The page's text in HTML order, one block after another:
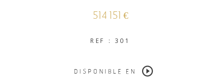
514 151 €
REF : 301
DISPONIBLE EN